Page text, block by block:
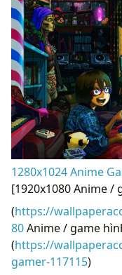
1280x1024 Anime
[1920x1080 Anime /
(https://
80Anime / game
(https://
gamer-117115)